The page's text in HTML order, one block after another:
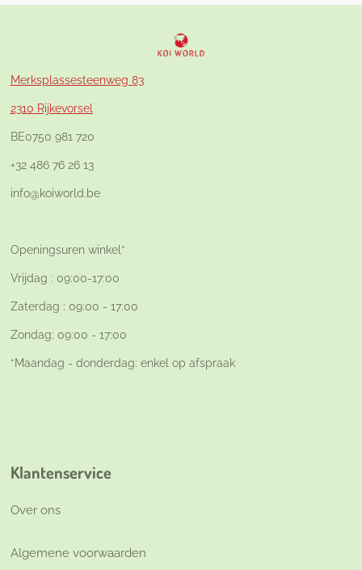
Merksplassesteenweg 83
2310 Rijkevorsel
BE0750 981 720
+32 486 76 26 13
info@koiworld.be
Openingsuren winkel*
Vrijdag : 09:00-17:00
Zaterdag : 09:00 - 17:00
Zondag: 09:00 - 17:00
*Maandag - donderdag: enkel op afspraak
Klantenservice
Over ons
Algemene voorwaarden